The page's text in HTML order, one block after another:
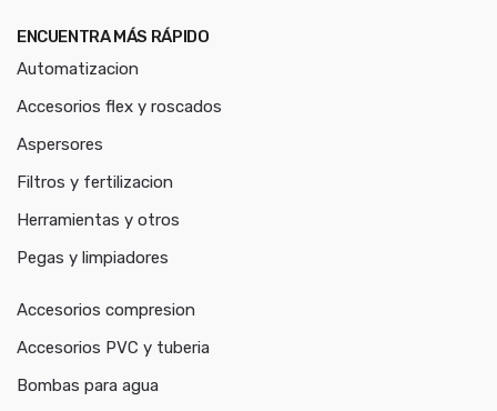
ENCUENTRA MÁS RÁPIDO
Automatizacion
Accesorios flex y roscados
Aspersores
Filtros y fertilizacion
Herramientas y otros
Pegas y limpiadores
Accesorios compresion
Accesorios PVC y tuberia
Bombas para agua